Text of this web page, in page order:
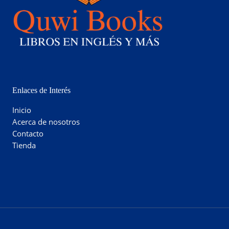
Enlaces de Interés
Inicio
Acerca de nosotros
Contacto
Tienda